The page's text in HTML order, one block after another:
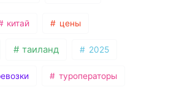
китай цены
таиланд 2025
туроператоры